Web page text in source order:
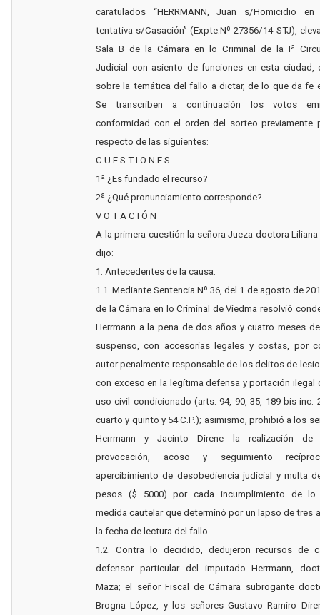
caratulados “HERRMANN, Juan s/Homicidio
tentativa s/Casación” (Expte.Nº 27356/14 STJ),
Sala B de la Cámara en lo Criminal de la Iª
Judicial con asiento de funciones en esta ciudad,
sobre la temática del fallo a dictar, de lo que da fe
Se transcriben a continuación los votos
conformidad con el orden del sorteo previamente
respecto de las siguientes:
C U E S T I O N E S
1ª ¿Es fundado el recurso?
2ª ¿Qué pronunciamiento corresponde?
V O T A C I Ó N
A la primera cuestión la señora Jueza doctora Liliana
dijo:
1. Antecedentes de la causa:
1.1. Mediante Sentencia Nº 36, del 1 de agosto de
de la Cámara en lo Criminal de Viedma resolvió
Herrmann a la pena de dos años y cuatro meses
suspenso, con accesorias legales y costas, por
autor penalmente responsable de los delitos de
con exceso en la legítima defensa y portación ilegal
uso civil condicionado (arts. 94, 90, 35, 189 bis inc.
cuarto y quinto y 54 C.P.); asimismo, prohibió a los
Herrmann y Jacinto Direne la realización
provocación, acoso y seguimiento
apercibimiento de desobediencia judicial y multa
pesos ($ 5000) por cada incumplimiento de lo
medida cautelar que determinó por un lapso de tres
la fecha de lectura del fallo.
1.2. Contra lo decidido, dedujeron recursos de
defensor particular del imputado Herrmann,
Maza; el señor Fiscal de Cámara subrogante
Brogna López, y los señores Gustavo Ramiro